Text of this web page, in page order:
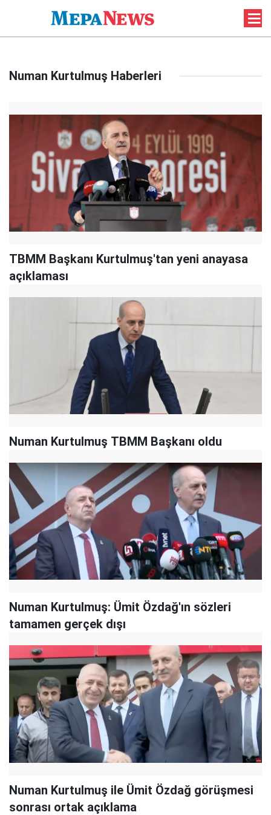
Numan Kurtulmuş Haberleri
TBMM Başkanı Kurtulmuş'tan yeni anayasa
açıklaması
Numan Kurtulmuş TBMM Başkanı oldu
Numan Kurtulmuş: Ümit Özdağ'ın sözleri
tamamen gerçek dışı
Numan Kurtulmuş ile Ümit Özdağ görüşmesi
sonrası ortak açıklama